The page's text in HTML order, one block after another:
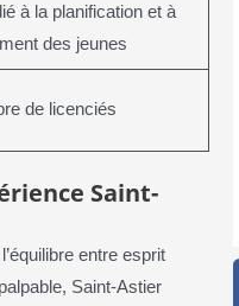
à la planification et à
des jeunes
de licenciés
Saint-
entre esprit
Saint-Astier